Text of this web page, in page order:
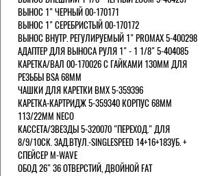
ВЫНОС 1" ЧЕРНЫЙ 00-170171
ВЫНОС 1" СЕРЕБРИСТЫЙ 00-170172
ВЫНОС ВНУТР. РЕГУЛИРУЕМЫЙ 1" PROMAX 5-400298
АДАПТЕР ДЛЯ ВЫНОСА РУЛЯ 1" - 1 1/8" 5-404085
КАРЕТКА/ВАЛ 00-170026 С ГАЙКАМИ 130ММ ДЛЯ
РЕЗЬБЫ BSA 68ММ
ЧАШКИ ДЛЯ КАРЕТКИ BMX 5-359396
КАРЕТКА-КАРТРИДЖ 5-359340 КОРПУС 68ММ
113/22ММ NECO
КАССЕТА/ЗВЕЗДЫ 5-320070 "ПЕРЕХОД." ДЛЯ
8/9/10СК. ЗАД.ВТУЛ.-SINGLESPEED 14+16+18ЗУБ. +
СПЕЙСЕР M-WAVE
ОБОД 26" 36 ОТВЕРСТИЙ, ДВОЙНОЙ FAT